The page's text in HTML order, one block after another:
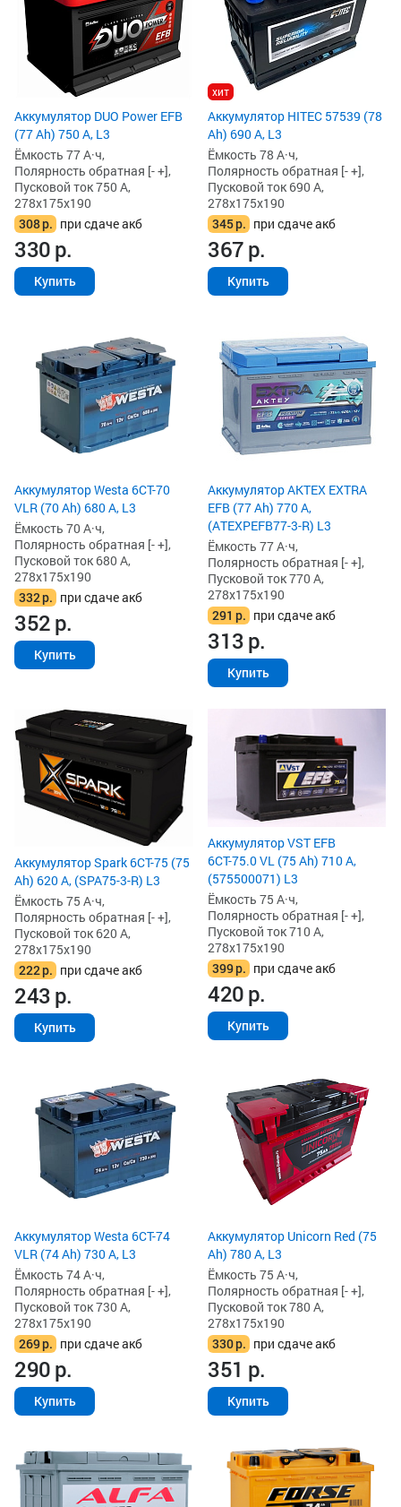
Аккумулятор DUO Power EFB
(77 Ah) 750 А, L3
Ёмкость 77 А·ч,
Полярность обратная [- +],
Пусковой ток 750 А,
278x175x190
308р. при сдаче акб
330р.
Купить
хит
Аккумулятор HITEC 57539 (78
Ah) 690 А, L3
Ёмкость 78 А·ч,
Полярность обратная [- +],
Пусковой ток 690 А,
278x175x190
345р. при сдаче акб
367р.
Купить
Аккумулятор Westa 6СТ-70
VLR (70 Ah) 680 А, L3
Ёмкость 70 А·ч,
Полярность обратная [- +],
Пусковой ток 680 А,
278x175x190
332р. при сдаче акб
352р.
Купить
Аккумулятор AKTEX EXTRA
EFB (77 Ah) 770 А,
(ATEXPEFB77-3-R) L3
Ёмкость 77 А·ч,
Полярность обратная [- +],
Пусковой ток 770 А,
278x175x190
291 р. при сдаче акб
313р.
Купить
Аккумулятор Spark 6СТ-75 (75
Ah) 620 А, (SPA75-3-R) L3
Ёмкость 75 А·ч,
Полярность обратная [- +],
Пусковой ток 620 А,
278x175x190
222р. при сдаче акб
243р.
Купить
Аккумулятор VST EFB
6СТ-75.0 VL (75 Ah) 710 А,
(575500071) L3
Ёмкость 75 А·ч,
Полярность обратная [- +],
Пусковой ток 710 А,
278x175x190
399р. при сдаче акб
420р.
Купить
Аккумулятор Westa 6СТ-74
VLR (74 Ah) 730 А, L3
Ёмкость 74 А·ч,
Полярность обратная [- +],
Пусковой ток 730 А,
278x175x190
269р. при сдаче акб
290р.
Купить
Аккумулятор Unicorn Red (75
Ah) 780 А, L3
Ёмкость 75 А·ч,
Полярность обратная [- +],
Пусковой ток 780 А,
278x175x190
330р. при сдаче акб
351 р.
Купить